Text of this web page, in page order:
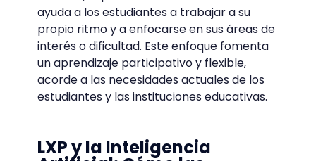
ayuda a los estudiantes a trabajar a su
propio ritmo y a enfocarse en sus áreas de
interés o dificultad. Este enfoque fomenta
un aprendizaje participativo y flexible,
acorde a las necesidades actuales de los
estudiantes y las instituciones educativas.
LXP y la Inteligencia